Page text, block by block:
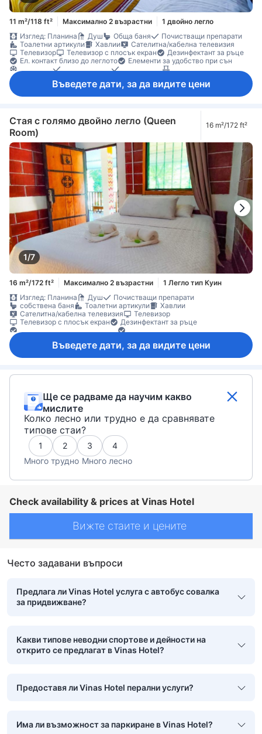
11 m²/118 ft² Максимално 2 възрастни
1 двойно легло
Изглед: Планина
Душ Обща баня
Почистващи препарати
Тоалетни артикули
Хавлии
Сателитна/кабелна телевизия
Телевизор
Телевизор с плосък екран
Дезинфектант за ръце
Ел. контакт близо до леглото
Елементи за удобство при сън
Климатик
Спално бельо Събуждане
Балкон/тераса
Под с плочки/мрамор
Индивидуална климатизация
Въведете дати, за да видите цени
Стая с голямо двойно легло (Queen
Room)
16 m²/172 ft²
1/7
16 m²/172 ft² Максимално 2 възрастни
1 Легло тип Куин
Изглед: Планина
Душ
Почистващи препарати
собствена баня
Тоалетни артикули
Хавлии
Сателитна/кабелна телевизия
Телевизор
Телевизор с плосък екран
Дезинфектант за ръце
Ел. контакт близо до леглото
Елементи за удобство при сън
Градински мебели
Кофи за боклук
Под с плочки/мрамор
Въведете дати, за да видите цени
Ще се радваме да научим какво
мислите
Колко лесно или трудно е да сравнявате
типове стаи?
1 2 3
4
Много трудно Много лесно
Check availability & prices at Vinas Hotel
Вижте стаите и цените
Често задавани въпроси
Предлага ли Vinas Hotel услуга с автобус совалка
за придвижване?
Какви типове неводни спортове и дейности на
открито се предлагат в Vinas Hotel?
Предоставя ли Vinas Hotel перални услуги?
Има ли възможност за паркиране в Vinas Hotel?